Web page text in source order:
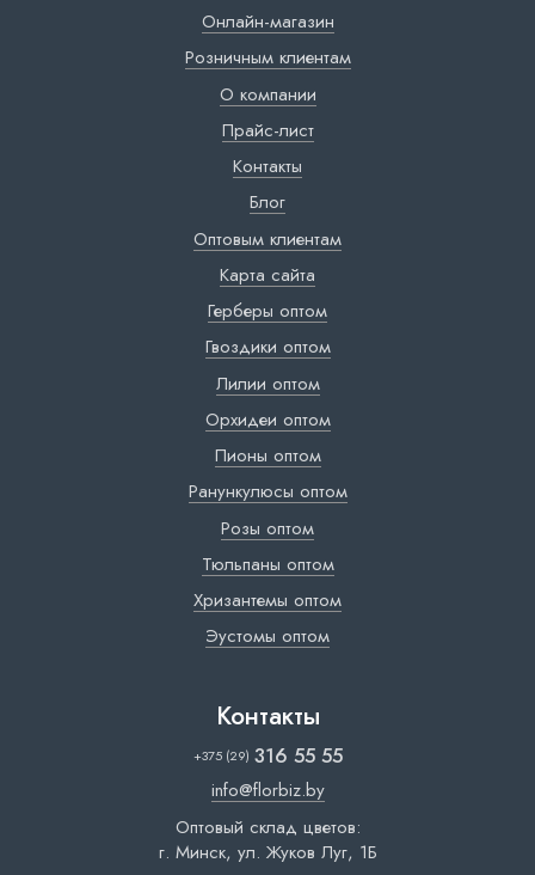
Онлайн-магазин
Розничным клиентам
О компании
Прайс-лист
Контакты
Блог
Оптовым клиентам
Карта сайта
Герберы оптом
Гвоздики оптом
Лилии оптом
Орхидеи оптом
Пионы оптом
Ранункулюсы оптом
Розы оптом
Тюльпаны оптом
Хризантемы оптом
Эустомы оптом
Контакты
+375 (29) 316 55 55
info@florbiz.by
Оптовый склад цветов:
г. Минск, ул. Жуков Луг, 1Б